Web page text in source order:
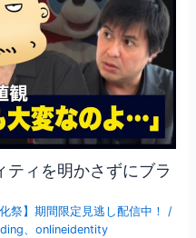
ィを明かさずにブラ
化祭】期間限定見逃し配信中！ /
、onlineidentity